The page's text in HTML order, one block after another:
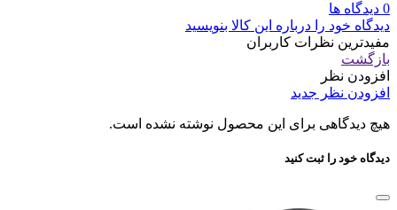
0 دیدگاه ها
دیدگاه خود را درباره این کالا بنویسید
مفیدترین نظرات کاربران
بازگشت
افزودن نظر
افزودن نظر جدید
هیچ دیدگاهی برای این محصول نوشته نشده است.
دیدگاه خود را ثبت کنید